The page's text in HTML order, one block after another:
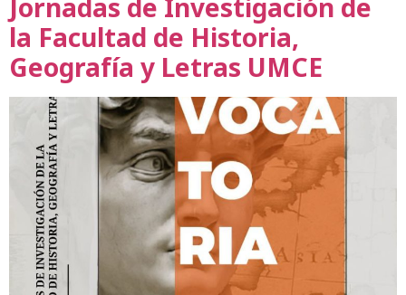
Jornadas de Investigación de
la Facultad de Historia,
Geografía y Letras UMCE